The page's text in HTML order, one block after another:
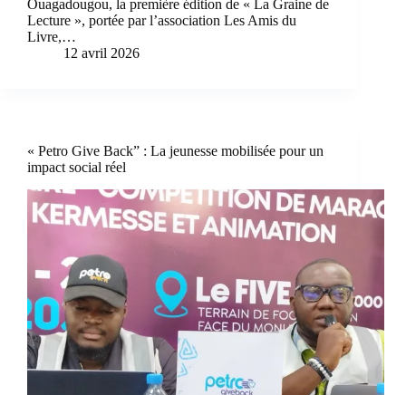
Ouagadougou, la première édition de « La Graine de
Lecture », portée par l’association Les Amis du
Livre,…
12 avril 2026
« Petro Give Back” : La jeunesse mobilisée pour un
impact social réel